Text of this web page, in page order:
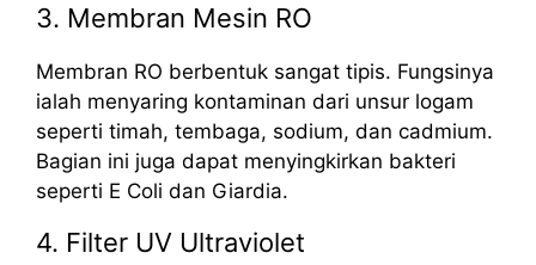
3. Membran Mesin RO
Membran RO berbentuk sangat tipis. Fungsinya
ialah menyaring kontaminan dari unsur logam
seperti timah, tembaga, sodium, dan cadmium.
Bagian ini juga dapat menyingkirkan bakteri
seperti E Coli dan Giardia.
4. Filter UV Ultraviolet